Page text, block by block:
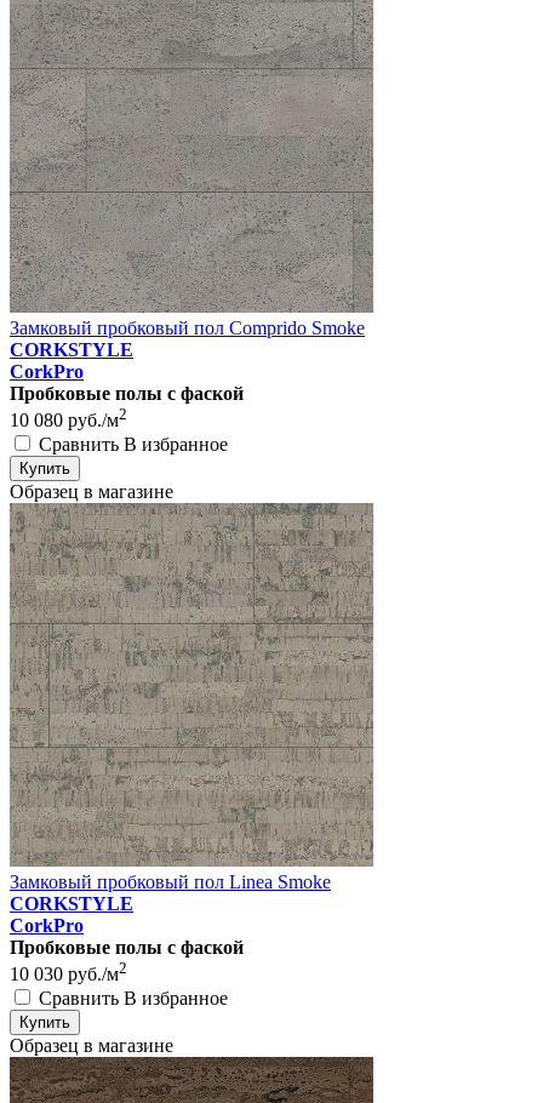
Замковый пробковый пол Comprido Smoke
CORKSTYLE
CorkPro
Пробковые полы с фаской
10 080 руб./м2
Сравнить В избранное
Купить
Образец в магазине
Замковый пробковый пол Linea Smoke
CORKSTYLE
CorkPro
Пробковые полы с фаской
10 030 руб./м2
Сравнить В избранное
Купить
Образец в магазине